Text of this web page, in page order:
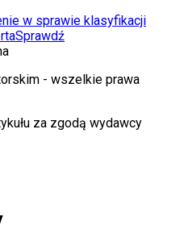
w sprawie klasyfikacji
Sprawdź
- wszelkie prawa
za zgodą wydawcy